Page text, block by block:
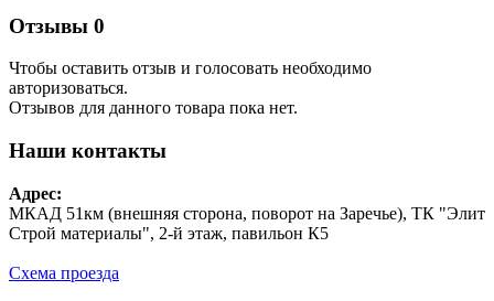
Отзывы 0
Чтобы оcтавить отзыв и голосовать необходимо
авторизоваться.
Отзывов для данного товара пока нет.
Наши контакты
Адрес:
МКАД 51км (внешняя сторона, поворот на Заречье), ТК "Элит
Строй материалы", 2-й этаж, павильон К5
Схема проезда